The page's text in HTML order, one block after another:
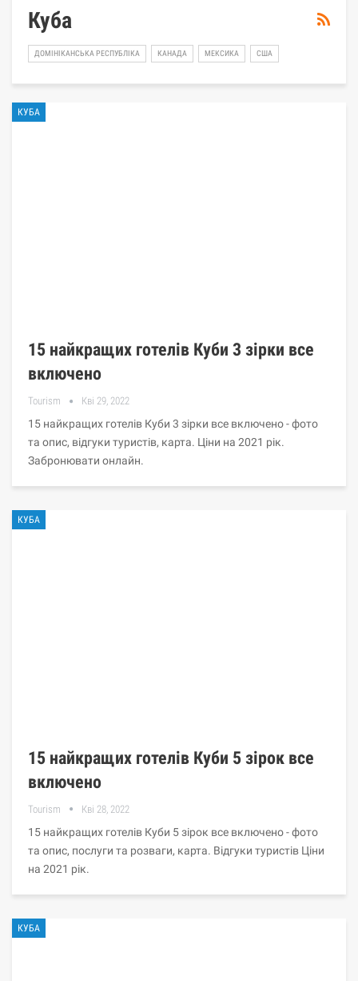
Куба
ДОМІНІКАНСЬКА РЕСПУБЛІКА КАНАДА МЕКСИКА США
КУБА
15 найкращих готелів Куби 3 зірки все
включено
Tourism Кві 29, 2022
15 найкращих готелів Куби 3 зірки все включено - фото
та опис, відгуки туристів, карта. Ціни на 2021 рік.
Забронювати онлайн.
КУБА
15 найкращих готелів Куби 5 зірок все
включено
Tourism Кві 28, 2022
15 найкращих готелів Куби 5 зірок все включено - фото
та опис, послуги та розваги, карта. Відгуки туристів Ціни
на 2021 рік.
КУБА